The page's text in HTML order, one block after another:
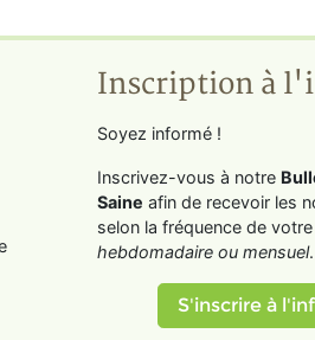
Inscription à
Soyez informé !
Inscrivez-vous à notre
Saine afin de recevoir les
selon la fréquence de
hebdomadaire ou mensuel.
S'inscrire à